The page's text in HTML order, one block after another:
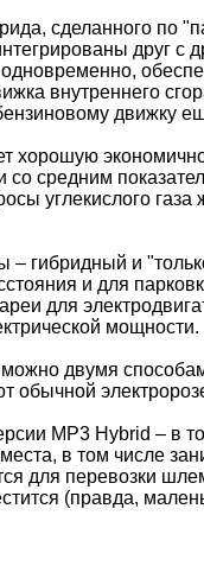
сделанного по
друг с
внутреннего
движку
хорошую
со средним
углекислого
– гибридный и
и для
для
мощности.
можно двумя
обычной
MP3 Hybrid – в
в том числе
для перевозки
(правда,